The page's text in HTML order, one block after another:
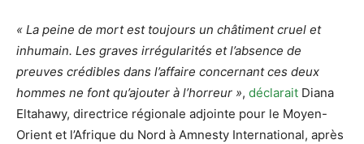
« La peine de mort est toujours un châtiment cruel et
inhumain. Les graves irrégularités et l’absence de
preuves crédibles dans l’affaire concernant ces deux
hommes ne font qu’ajouter à l’horreur », déclarait Diana
Eltahawy, directrice régionale adjointe pour le Moyen-
Orient et l’Afrique du Nord à Amnesty International, après